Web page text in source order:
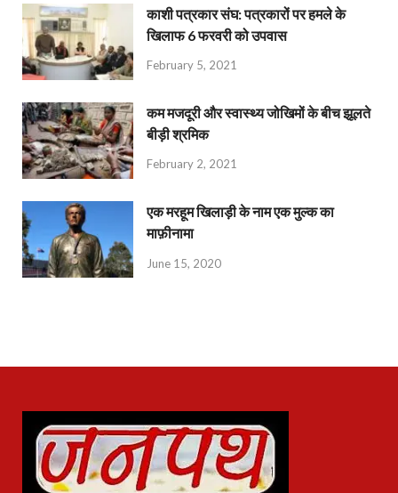
काशी पत्रकार संघ: पत्रकारों पर हमले के
खिलाफ 6 फरवरी को उपवास
February 5, 2021
कम मजदूरी और स्वास्थ्य जोखिमों के बीच झूलते
बीड़ी श्रमिक
February 2, 2021
एक मरहूम खिलाड़ी के नाम एक मुल्क का
माफ़ीनामा
June 15, 2020